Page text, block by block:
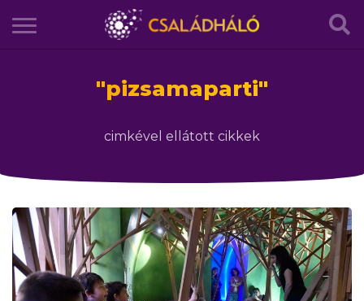
"pizsamaparti"
cimkével ellátott cikkek